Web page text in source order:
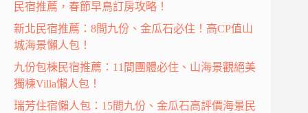
民宿推薦，春節早鳥訂房攻略！
新北民宿推薦：8間九份、金瓜石必住！高CP值山
城海景懶人包！
九份包棟民宿推薦：11間團體必住、山海景觀絕美
獨棟Villa懶人包！
瑞芳住宿懶人包：15間九份、金瓜石高評價海景民